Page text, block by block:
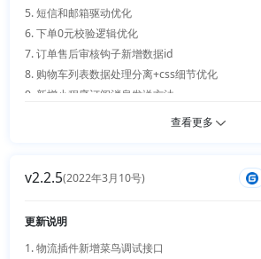
5. 短信和邮箱驱动优化
6. 下单0元校验逻辑优化
7. 订单售后审核钩子新增数据id
8. 购物车列表数据处理分离+css细节优化
9. 新增小程序订阅消息发送方法
10. 用户地址新增距离显示字段和订单发货售后提醒
13. 门店新增下单距离限制及细节优化
查看更多
v2.2.5(2022年3月10号)
更新说明
1. 物流插件新增菜鸟调试接口